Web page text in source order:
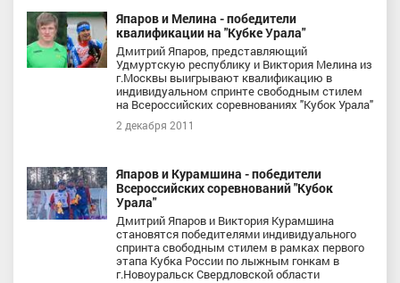
Япаров и Мелина - победители
квалификации на "Кубке Урала"
Дмитрий Япаров, представляющий
Удмуртскую республику и Виктория Мелина из
г.Москвы выигрывают квалификацию в
индивидуальном спринте свободным стилем
на Всероссийских соревнованиях "Кубок Урала"
2 декабря 2011
Япаров и Курамшина - победители
Всероссийских соревнований "Кубок
Урала"
Дмитрий Япаров и Виктория Курамшина
становятся победителями индивидуального
спринта свободным стилем в рамках первого
этапа Кубка России по лыжным гонкам в
г.Новоуральск Свердловской области